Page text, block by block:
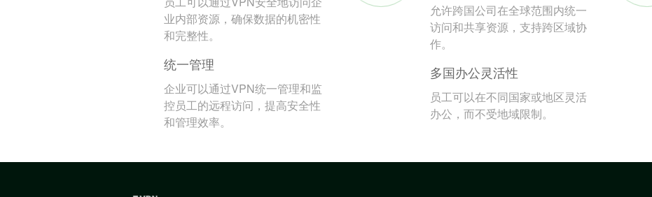
业内部资源，确保数据的机密性
和完整性。
统一管理
企业可以通过VPN统一管理和监
控员工的远程访问，提高安全性
和管理效率。
允许跨国公司在全球范围内统一
访问和共享资源，支持跨区域协
作。
多国办公灵活性
员工可以在不同国家或地区灵活
办公，而不受地域限制。